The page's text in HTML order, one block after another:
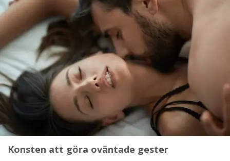
STARTA NU!
Konsten att göra oväntade gester